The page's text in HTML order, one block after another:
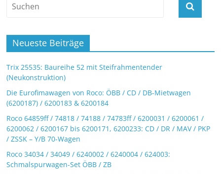
Neueste Beiträge
Trix 25535: Baureihe 52 mit Steifrahmentender
(Neukonstruktion)
Die Eurofimawagen von Roco: ÖBB / CD / DB-Mietwagen
(6200187) / 6200183 & 6200184
Roco 64859ff / 74818 / 74188 / 74783ff / 6200031 / 6200061 /
6200062 / 6200167 bis 6200171, 6200233: CD / DR / MAV / PKP
/ ZSSK – Y/B 70-Wagen
Roco 34034 / 34049 / 6240002 / 6240004 / 624003:
Schmalspurwagen-Set ÖBB / ZB